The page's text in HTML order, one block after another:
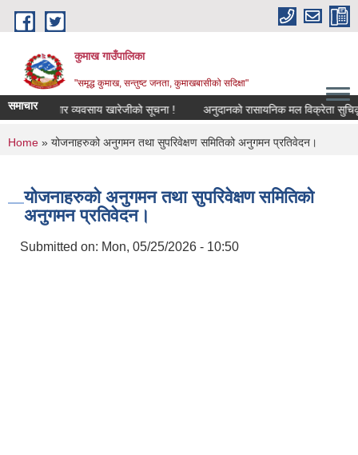
Skip to main content
कुमाख गाउँपालिका
"समृद्ध कुमाख, सन्तुष्ट जनता, कुमाखबासीको सदिक्षा"
समाचारव्यापार व्यवसाय खारेजीको सूचना ! अनुदानको रासायनिक मल विक्रेता सुचिकृत
You are here
Home » योजनाहरुको अनुगमन तथा सुपरिवेक्षण समितिको अनुगमन प्रतिवेदन।
योजनाहरुको अनुगमन तथा सुपरिवेक्षण समितिको
अनुगमन प्रतिवेदन।
Submitted on: Mon, 05/25/2026 - 10:50